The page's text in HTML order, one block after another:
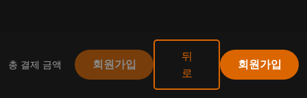
총 결제 금액 회원가입
뒤
로
회원가입